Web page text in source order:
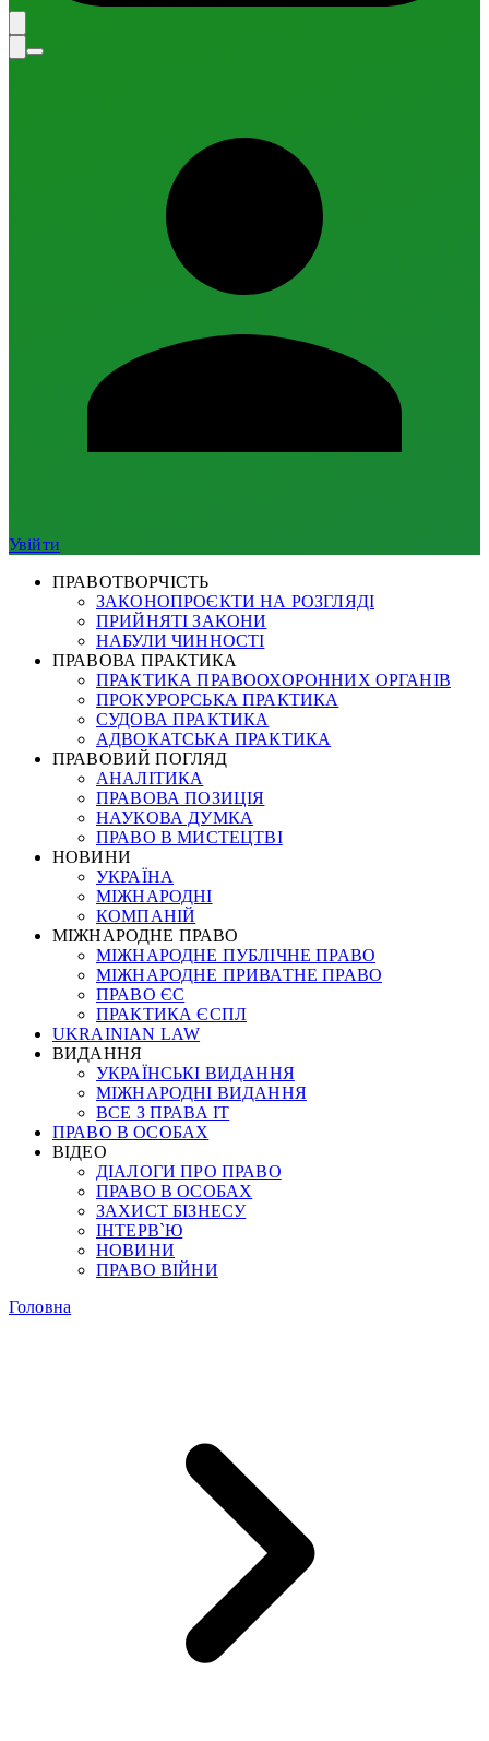
Увійти
ПРАВОТВОРЧІСТЬ
ЗАКОНОПРОЄКТИ НА РОЗГЛЯДІ
ПРИЙНЯТІ ЗАКОНИ
НАБУЛИ ЧИННОСТІ
ПРАВОВА ПРАКТИКА
ПРАКТИКА ПРАВООХОРОННИХ ОРГАНІВ
ПРОКУРОРСЬКА ПРАКТИКА
СУДОВА ПРАКТИКА
АДВОКАТСЬКА ПРАКТИКА
ПРАВОВИЙ ПОГЛЯД
АНАЛІТИКА
ПРАВОВА ПОЗИЦІЯ
НАУКОВА ДУМКА
ПРАВО В МИСТЕЦТВІ
НОВИНИ
УКРАЇНА
МІЖНАРОДНІ
КОМПАНІЙ
МІЖНАРОДНЕ ПРАВО
МІЖНАРОДНЕ ПУБЛІЧНЕ ПРАВО
МІЖНАРОДНЕ ПРИВАТНЕ ПРАВО
ПРАВО ЄС
ПРАКТИКА ЄСПЛ
UKRAINIAN LAW
ВИДАННЯ
УКРАЇНСЬКІ ВИДАННЯ
МІЖНАРОДНІ ВИДАННЯ
ВСЕ З ПРАВА ІТ
ПРАВО В ОСОБАХ
ВІДЕО
ДІАЛОГИ ПРО ПРАВО
ПРАВО В ОСОБАХ
ЗАХИСТ БІЗНЕСУ
ІНТЕРВ`Ю
НОВИНИ
ПРАВО ВІЙНИ
Головна